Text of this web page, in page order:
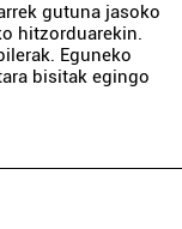
gutuna jasoko
hitzorduarekin.
Eguneko
bisitak egingo